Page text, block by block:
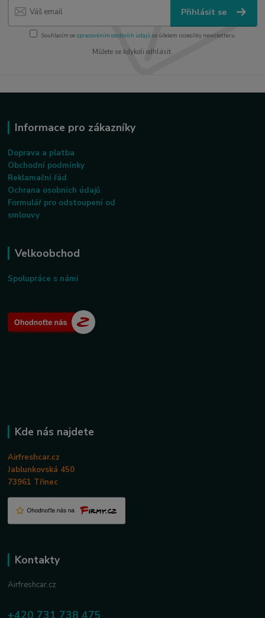
Přihlásit se
Souhlasím se zpracováním osobních údajůza účelem rozesílky newsletteru.
Můžete se kdykoli odhlásit.
Informace pro zákazníky
Doprava a platba
Obchodní podmínky
Reklamační řád
Ochrana osobních údajů
Formulář pro odstoupení od
smlouvy
Velkoobchod
Spolupráce s námi
Kde nás najdete
Airfreshcar.cz
Jablunkovská 450
73961 Třinec
Kontakty
Airfreshcar.cz
+420 731 738 475